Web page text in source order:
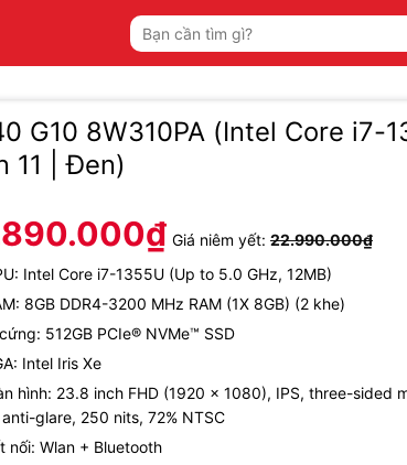
Tìm
kiếm:
G10 8W310PA (Intel Core i7-
11 | Đen)
₫ Giá niêm yết: 22.990.000₫
Intel Core i7-1355U (Up to 5.0 GHz, 12MB)
8GB DDR4-3200 MHz RAM (1X 8GB) (2 khe)
512GB PCIe® NVMe™ SSD
Intel Iris Xe
hình: 23.8 inch FHD (1920 x 1080), IPS, three-sided
glare, 250 nits, 72% NTSC
nối: Wlan + Bluetooth